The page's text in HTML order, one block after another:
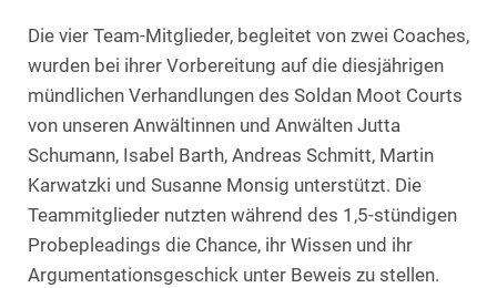
Die vier Team-Mitglieder, begleitet von zwei Coaches,
wurden bei ihrer Vorbereitung auf die diesjährigen
mündlichen Verhandlungen des Soldan Moot Courts
von unseren Anwältinnen und Anwälten Jutta
Schumann, Isabel Barth, Andreas Schmitt, Martin
Karwatzki und Susanne Monsig unterstützt. Die
Teammitglieder nutzten während des 1,5-stündigen
Probepleadings die Chance, ihr Wissen und ihr
Argumentationsgeschick unter Beweis zu stellen.